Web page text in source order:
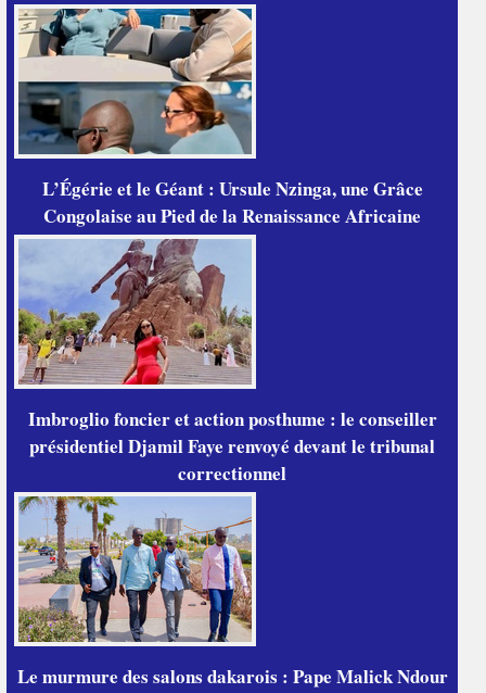
L’Égérie et le Géant : Ursule Nzinga, une Grâce
Congolaise au Pied de la Renaissance Africaine
Imbroglio foncier et action posthume : le conseiller
présidentiel Djamil Faye renvoyé devant le tribunal
correctionnel
Le murmure des salons dakarois : Pape Malick Ndour